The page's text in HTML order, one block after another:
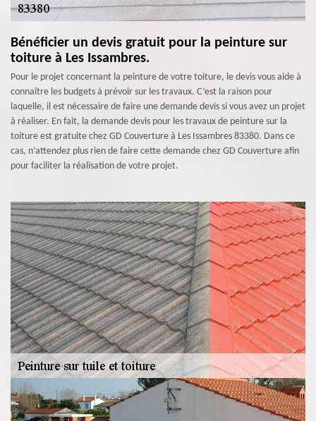
Bénéficier un devis gratuit pour la peinture sur
toiture à Les Issambres.
Pour le projet concernant la peinture de votre toiture, le devis vous aide à
connaître les budgets à prévoir sur les travaux. C’est la raison pour
laquelle, il est nécessaire de faire une demande devis si vous avez un projet
à réaliser. En fait, la demande devis pour les travaux de peinture sur la
toiture est gratuite chez GD Couverture à Les Issambres 83380. Dans ce
cas, n’attendez plus rien de faire cette demande chez GD Couverture afin
pour faciliter la réalisation de votre projet.